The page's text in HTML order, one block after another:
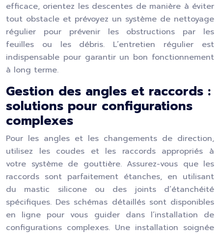
efficace, orientez les descentes de manière à éviter
tout obstacle et prévoyez un système de nettoyage
régulier pour prévenir les obstructions par les
feuilles ou les débris. L’entretien régulier est
indispensable pour garantir un bon fonctionnement
à long terme.
Gestion des angles et raccords :
solutions pour configurations
complexes
Pour les angles et les changements de direction,
utilisez les coudes et les raccords appropriés à
votre système de gouttière. Assurez-vous que les
raccords sont parfaitement étanches, en utilisant
du mastic silicone ou des joints d’étanchéité
spécifiques. Des schémas détaillés sont disponibles
en ligne pour vous guider dans l’installation de
configurations complexes. Une installation soignée